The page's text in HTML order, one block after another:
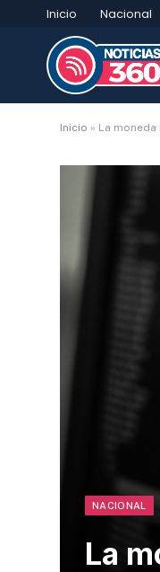
Inicio Nacional
Inicio » La
NACIONAL
La